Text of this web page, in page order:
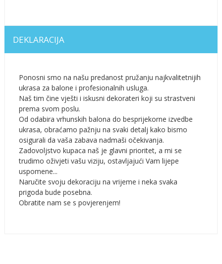
DEKLARACIJA
Ponosni smo na našu predanost pružanju najkvalitetnijih
ukrasa za balone i profesionalnih usluga.
Naš tim čine vješti i iskusni dekorateri koji su strastveni
prema svom poslu.
Od odabira vrhunskih balona do besprijekorne izvedbe
ukrasa, obraćamo pažnju na svaki detalj kako bismo
osigurali da vaša zabava nadmaši očekivanja.
Zadovoljstvo kupaca naš je glavni prioritet, a mi se
trudimo oživjeti vašu viziju, ostavljajući Vam lijepe
uspomene...
Naručite svoju dekoraciju na vrijeme i neka svaka
prigoda bude posebna.
Obratite nam se s povjerenjem!